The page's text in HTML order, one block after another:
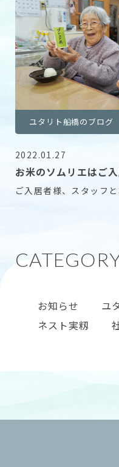
ユタリト船橋のブログ
2022.01.27
お米のソムリエはご
ご入居者様、スタッフ
お知らせ ユ
ネスト実籾